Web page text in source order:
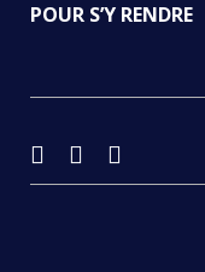
POUR S’Y RENDRE